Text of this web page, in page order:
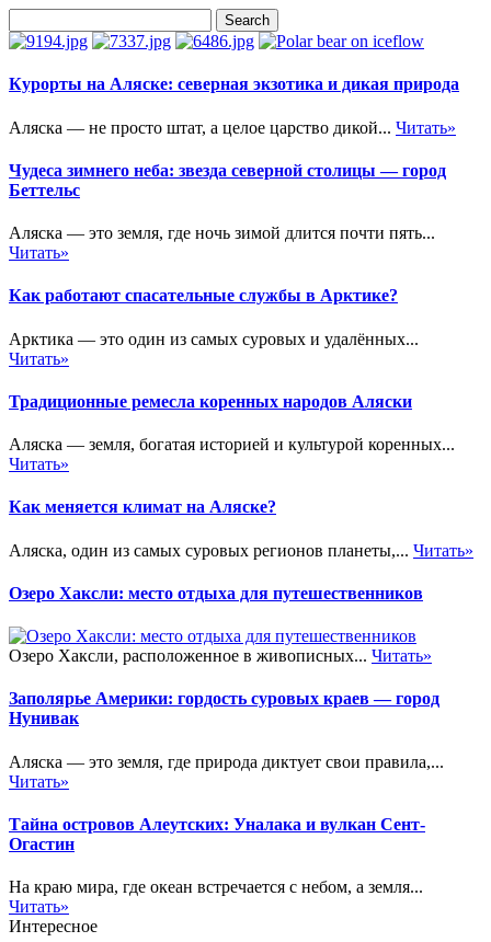
Курорты на Аляске: северная экзотика и дикая природа
Аляска — не просто штат, а целое царство дикой... Читать»
Чудеса зимнего неба: звезда северной столицы — город
Беттельс
Аляска — это земля, где ночь зимой длится почти пять...
Читать»
Как работают спасательные службы в Арктике?
Арктика — это один из самых суровых и удалённых...
Читать»
Традиционные ремесла коренных народов Аляски
Аляска — земля, богатая историей и культурой коренных...
Читать»
Как меняется климат на Аляске?
Аляска, один из самых суровых регионов планеты,... Читать»
Озеро Хаксли: место отдыха для путешественников
Озеро Хаксли, расположенное в живописных... Читать»
Заполярье Америки: гордость суровых краев — город
Нунивак
Аляска — это земля, где природа диктует свои правила,...
Читать»
Тайна островов Алеутских: Уналака и вулкан Сент-
Огастин
На краю мира, где океан встречается с небом, а земля...
Читать»
Интересное